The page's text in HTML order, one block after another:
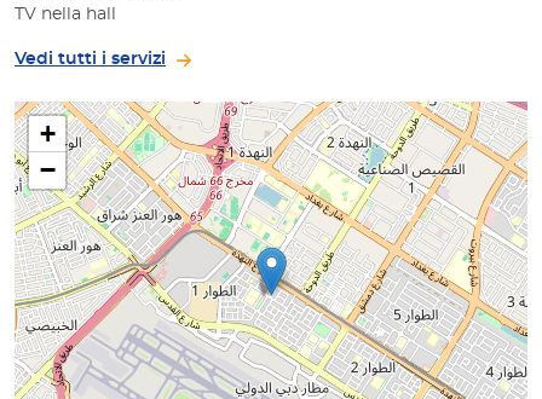
TV nella hall
Vedi tutti i servizi
+
−